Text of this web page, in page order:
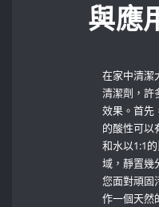
與應
在家中清潔
清潔劑，許
效果。首先
的酸性可以
和水以1:1
域，靜置幾
您面對頑固
作一個天然